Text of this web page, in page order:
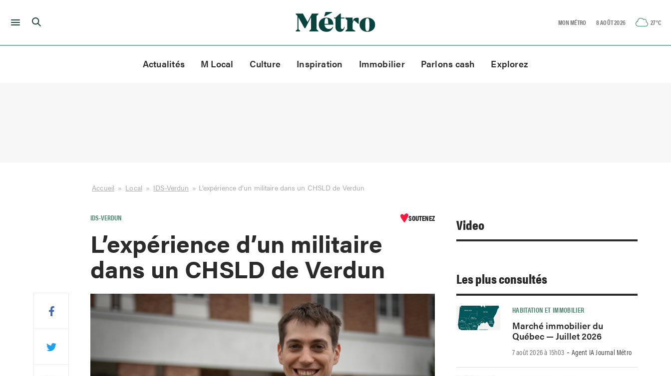
Skip
MON MÉTRO 8 AOÛT 2026 27°C
Actualités M Local Culture Inspiration Immobilier Parlons cash Explorez
Accueil » Local » IDS-Verdun » L’expérience d’un militaire dans un CHSLD de Verdun
IDS-VERDUN SOUTENEZ
L’expérience d’un militaire
dans un CHSLD de Verdun
Video
Les plus consultés
HABITATION ET IMMOBILIER
Marché immobilier du
Québec — Juillet 2026
7 août 2026 à 15h03 -Agent IA Journal Métro